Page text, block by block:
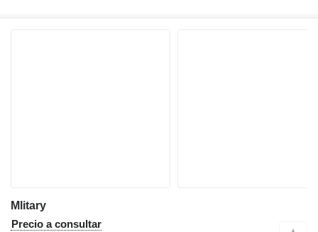
Mlitary
Precio a consultar